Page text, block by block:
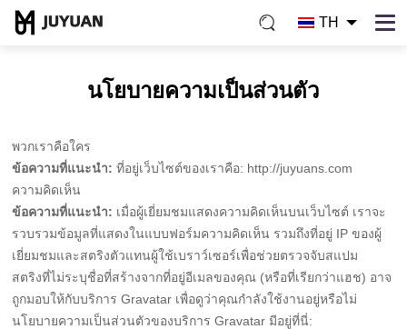
TH
นโยบายความเป็นส่วนตัว
พวกเราคือใคร
ข้อความที่แนะนำ:ที่อยู่เว็บไซต์ของเราคือ: http://juyuans.com
ความคิดเห็น
ข้อความที่แนะนำ: เมื่อผู้เยี่ยมชมแสดงความคิดเห็นบนเว็บไซต์ เราจะ
รวบรวมข้อมูลที่แสดงในแบบฟอร์มความคิดเห็น รวมถึงที่อยู่ IP ของผู้
เยี่ยมชมและสตริงตัวแทนผู้ใช้เบราว์เซอร์เพื่อช่วยตรวจจับสแปม
สตริงที่ไม่ระบุชื่อที่สร้างจากที่อยู่อีเมลของคุณ (หรือที่เรียกว่าแฮช) อาจ
ถูกมอบให้กับบริการ Gravatar เพื่อดูว่าคุณกำลังใช้งานอยู่หรือไม่
นโยบายความเป็นส่วนตัวของบริการ Gravatar มีอยู่ที่นี่: